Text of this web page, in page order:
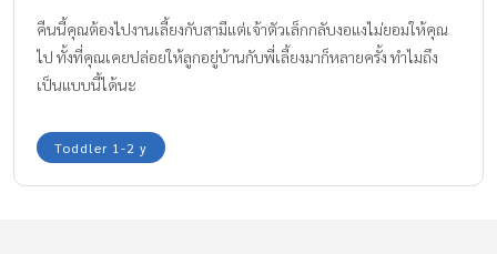
คืนนี้คุณต้องไปงานเลี้ยงกับสามีแต่เจ้าตัวเล็กกลับงอแงไม่ยอมให้คุณ
ไป ทั้งที่คุณเคยปล่อยให้ลูกอยู่บ้านกับพี่เลี้ยงมาก็หลายครั้ง ทำไมถึง
เป็นแบบนี้ได้นะ
Toddler 1-2 y